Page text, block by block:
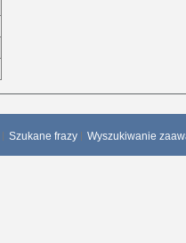
Szukane frazy Wyszukiwanie